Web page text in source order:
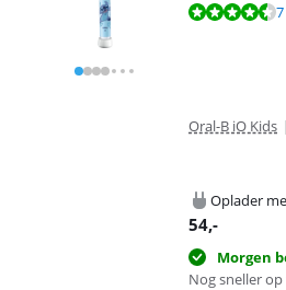
Beoordeling is 9,4 van de 10, gebaseerd
Oral-B iO Kids |
Oplader
54,-
Morgen
Nog sneller